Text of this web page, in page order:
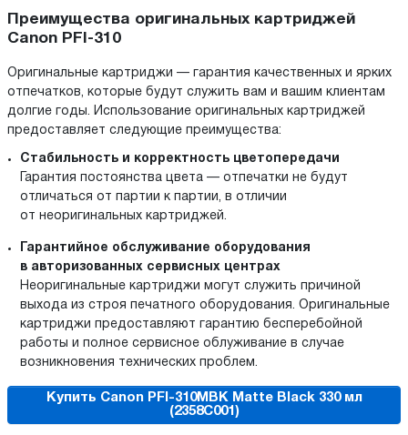
Преимущества оригинальных картриджей
Canon PFI-310
Оригинальные картриджи — гарантия качественных и ярких
отпечатков, которые будут служить вам и вашим клиентам
долгие годы. Использование оригинальных картриджей
предоставляет следующие преимущества:
Стабильность и корректность цветопередачи
Гарантия постоянства цвета — отпечатки не будут
отличаться от партии к партии, в отличии
от неоригинальных картриджей.
Гарантийное обслуживание оборудования
в авторизованных сервисных центрах
Неоригинальные картриджи могут служить причиной
выхода из строя печатного оборудования. Оригинальные
картриджи предоставляют гарантию бесперебойной
работы и полное сервисное облуживание в случае
возникновения технических проблем.
Купить Canon PFI-310MBK Matte Black 330 мл
(2358C001)